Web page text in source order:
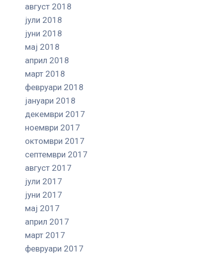
август 2018
јули 2018
јуни 2018
мај 2018
април 2018
март 2018
февруари 2018
јануари 2018
декември 2017
ноември 2017
октомври 2017
септември 2017
август 2017
јули 2017
јуни 2017
мај 2017
април 2017
март 2017
февруари 2017